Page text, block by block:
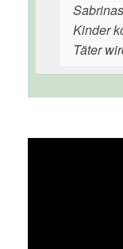
Kinder
Täter